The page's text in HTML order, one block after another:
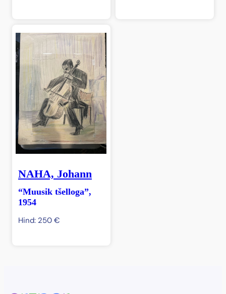
NAHA, Johann
“Muusik tšelloga”,
1954
Hind: 250 €